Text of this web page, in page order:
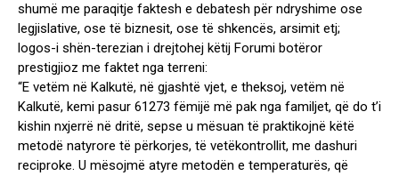
shumë me paraqitje faktesh e debatesh për ndryshime ose
legjislative, ose të biznesit, ose të shkencës, arsimit etj;
logos-i shën-terezian i drejtohej këtij Forumi botëror
prestigjioz me faktet nga terreni:
“E vetëm në Kalkutë, në gjashtë vjet, e theksoj, vetëm në
Kalkutë, kemi pasur 61273 fëmijë më pak nga familjet, që do t’i
kishin nxjerrë në dritë, sepse u mësuan të praktikojnë këtë
metodë natyrore të përkorjes, të vetëkontrollit, me dashuri
reciproke. U mësojmë atyre metodën e temperaturës, që